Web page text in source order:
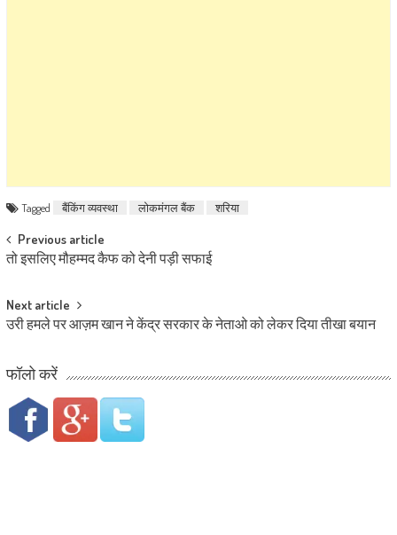
Tagged बैंकिंग व्यवस्था लोकमंगल बैंक शरिया
Post navigation
Previous article
तो इसलिए मौहम्मद कैफ को देनी पड़ी सफाई
Next article
उरी हमले पर आज़म खान ने केंद्र सरकार के नेताओ को लेकर दिया तीखा बयान
फॉलो करें